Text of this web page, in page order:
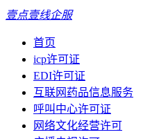
壹点壹线企服
首页
icp许可证
EDI许可证
互联网药品信息服务
呼叫中心许可证
网络文化经营许可